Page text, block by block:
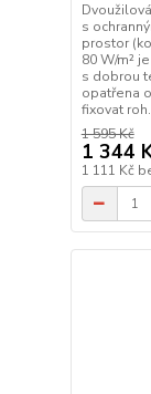
s
prostor
80 W/m²
s dobrou
opatřena
fixovat
1 595 Kč
1 344
1 111 Kč